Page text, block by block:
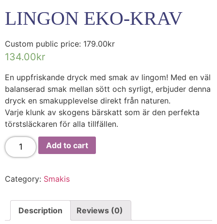
LINGON EKO-KRAV
Custom public price: 179.00kr
134.00kr
En uppfriskande dryck med smak av lingom! Med en väl
balanserad smak mellan sött och syrligt, erbjuder denna
dryck en smakupplevelse direkt från naturen.
Varje klunk av skogens bärskatt som är den perfekta
törstsläckaren för alla tillfällen.
Add to cart
Category: Smakis
Description Reviews (0)